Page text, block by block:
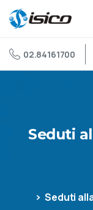
02.84161700
Seduti
Seduti